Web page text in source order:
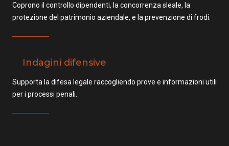
Coprono il controllo dipendenti, la concorrenza sleale, la
protezione del patrimonio aziendale, e la prevenzione di frodi.
Indagini difensive
Supporta la difesa legale raccogliendo prove e informazioni utili
per i processi penali.